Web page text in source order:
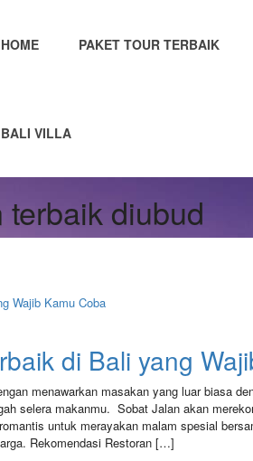
HOME PAKET TOUR TERBAIK
BALI VILLA
terbaik diubud
di Bali yang
menawarkan masakan yang luar biasa
selera makanmu. Sobat Jalan akan
untuk merayakan malam spesial
Rekomendasi Restoran […]